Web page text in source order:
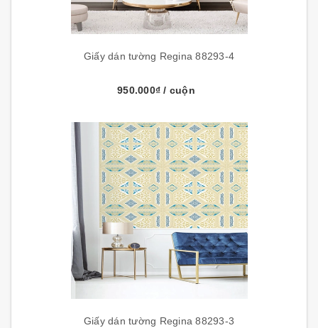
Giấy dán tường Regina 88293-4
950.000₫/ cuộn
Giấy dán tường Regina 88293-3